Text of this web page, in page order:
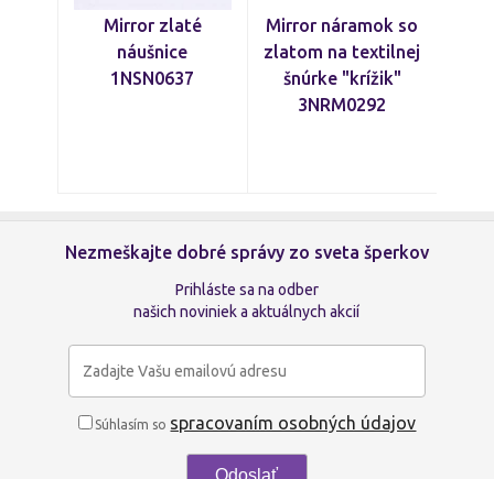
Mirror zlaté
náušnice
1NSN0637
Mirror náramok so
zlatom na textilnej
šnúrke "krížik"
3NRM0292
Nezmeškajte dobré správy zo sveta šperkov
Prihláste sa na odber
našich noviniek a aktuálnych akcií
Súhlasím so spracovaním osobných údajov